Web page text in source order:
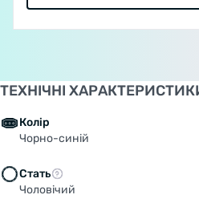
ТЕХНІЧНІ
Колір
Чорно-синій
Стать
Чоловічий